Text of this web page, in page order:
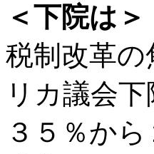
＜下院は＞
税制改革
リカ議会
３５％か